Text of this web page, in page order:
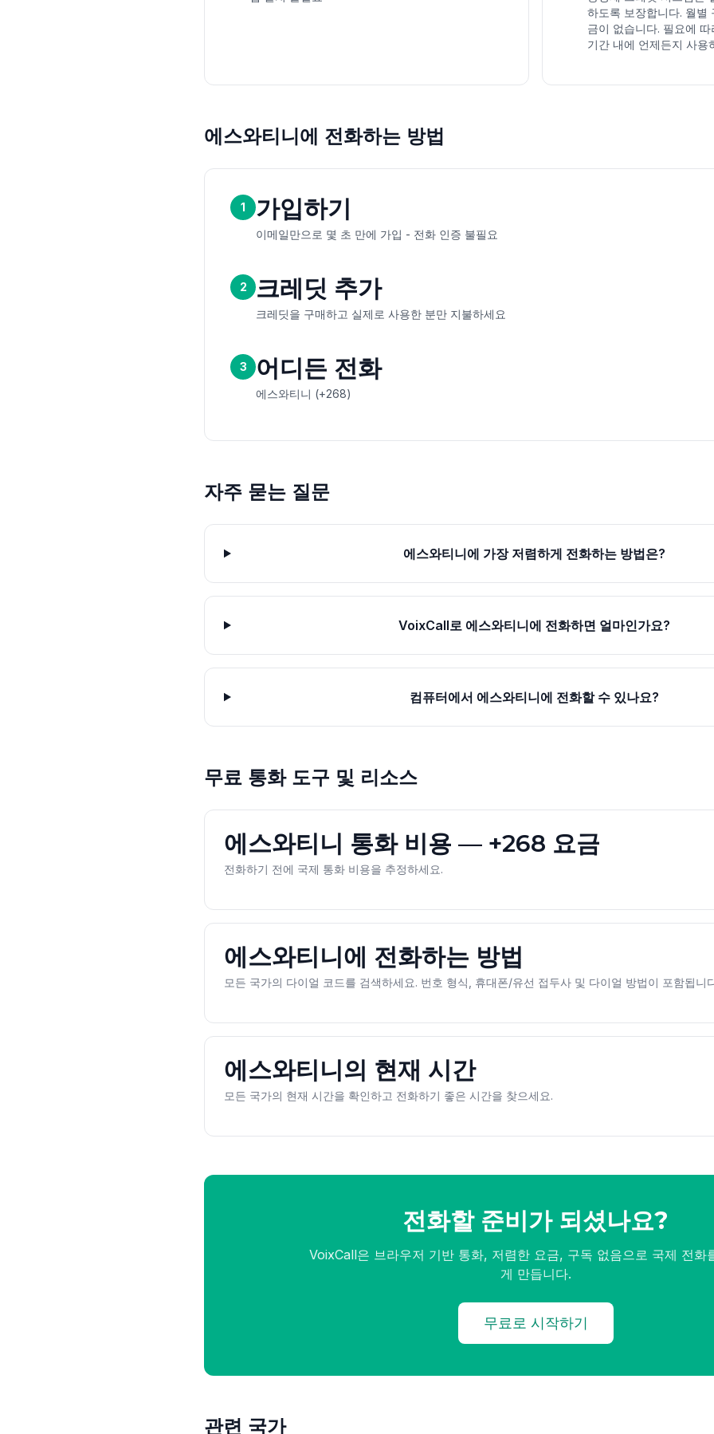
하도록 보장합니다. 월별
금이 없습니다. 필요에
기간 내에 언제든지 사용
에스와티니에 전화하는 방법
1 가입하기
이메일만으로 몇 초 만에 가입 - 전화 인증 불필요
2 크레딧 추가
크레딧을 구매하고 실제로 사용한 분만 지불하세요
3 어디든 전화
에스와티니 (+268)
자주 묻는 질문
에스와티니에 가장 저렴하게 전화하는 방법은?
VoixCall로 에스와티니에 전화하면 얼마인가요?
컴퓨터에서 에스와티니에 전화할 수 있나요?
무료 통화 도구 및 리소스
에스와티니 통화 비용 — +268 요금
전화하기 전에 국제 통화 비용을 추정하세요.
에스와티니에 전화하는 방법
모든 국가의 다이얼 코드를 검색하세요. 번호 형식, 휴대폰/유선 접두사 및 다이얼 방법이 포함됩니
에스와티니의 현재 시간
모든 국가의 현재 시간을 확인하고 전화하기 좋은 시간을 찾으세요.
전화할 준비가 되셨나요?
VoixCall은 브라우저 기반 통화, 저렴한 요금, 구독 없음으로 국제 전화
게 만듭니다.
무료로 시작하기
관련 국가